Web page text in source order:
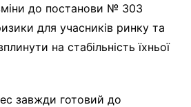
до постанови № 303
для учасників ринку та
на стабільність їхньої
завжди готовий до